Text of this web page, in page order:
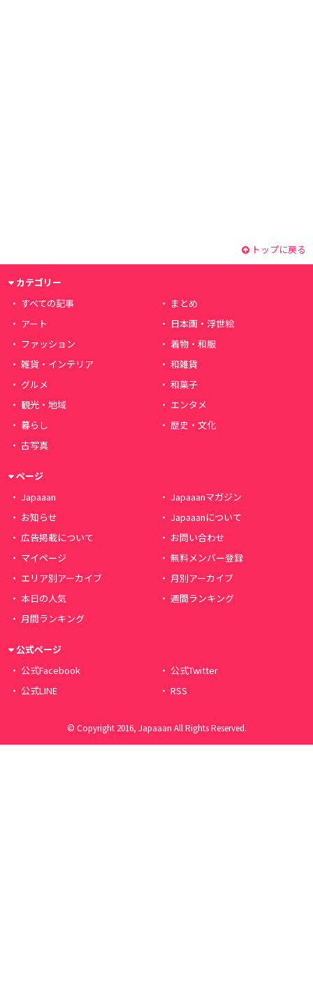
トップに戻る
カテゴリー
すべての記事
まとめ
アート
日本画・浮世絵
ファッション
着物・和服
雑貨・インテリア
和雑貨
グルメ
和菓子
観光・地域
エンタメ
暮らし
歴史・文化
古写真
ページ
Japaaan
Japaaanマガジン
お知らせ
Japaaanについて
広告掲載について
お問い合わせ
マイページ
無料メンバー登録
エリア別アーカイブ
月別アーカイブ
本日の人気
週間ランキング
月間ランキング
公式ページ
公式Facebook
公式Twitter
公式LINE
RSS
© Copyright 2016, Japaaan All Rights Reserved.